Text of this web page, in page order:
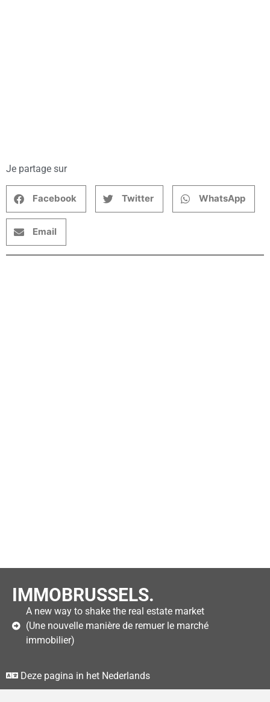
Je partage sur
Facebook Twitter WhatsApp
Email
IMMOBRUSSELS.
A new way to shake the real estate market
(Une nouvelle manière de remuer le marché
immobilier)
Deze pagina in het Nederlands